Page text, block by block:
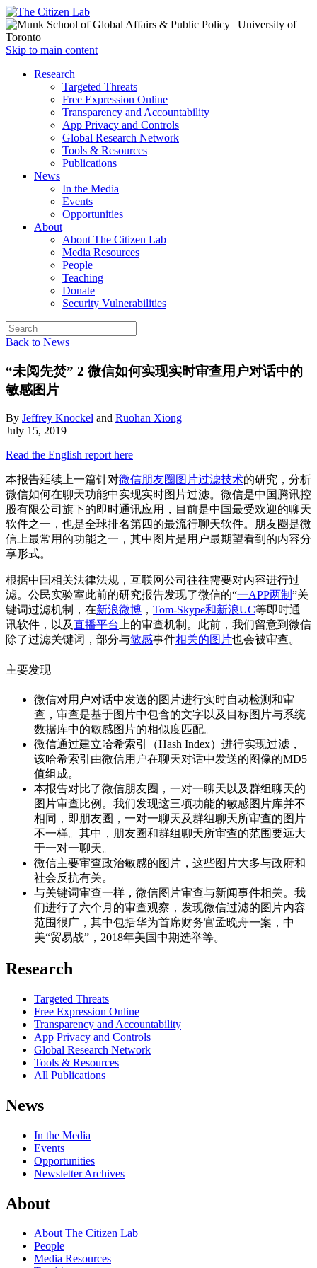
Open
menu
Skip to main content
Close
Research
Targeted Threats
Free Expression Online
Transparency and Accountability
App Privacy and Controls
Global Research Network
Tools & Resources
Publications
News
In the Media
Events
Opportunities
About
About The Citizen Lab
Media Resources
People
Teaching
Donate
Security Vulnerabilities
Back to News
“未阅先焚” 2 微信如何实现实时审查用户对话中的
敏感图片
By Jeffrey Knockel and Ruohan Xiong
July 15, 2019
Read the English report here
本报告延续上一篇针对微信朋友圈图片过滤技术的研究，分析
微信如何在聊天功能中实现实时图片过滤。微信是中国腾讯控
股有限公司旗下的即时通讯应用，目前是中国最受欢迎的聊天
软件之一，也是全球排名第四的最流行聊天软件。朋友圈是微
信上最常用的功能之一，其中图片是用户最期望看到的内容分
享形式。
根据中国相关法律法规，互联网公司往往需要对内容进行过
滤。公民实验室此前的研究报告发现了微信的“一APP两制 ”关
键词过滤机制，在新浪微博 ， Tom-Skype和新浪UC等即时通
讯软件，以及直播平台上的审查机制。此前，我们留意到微信
除了过滤关键词，部分与敏感事件相关的图片也会被审查。
主要发现
微信对用户对话中发送的图片进行实时自动检测和审
查，审查是基于图片中包含的文字以及目标图片与系统
数据库中的敏感图片的相似度匹配。
微信通过建立哈希索引（Hash Index）进行实现过滤，
该哈希索引由微信用户在聊天对话中发送的图像的MD5
值组成。
本报告对比了微信朋友圈，一对一聊天以及群组聊天的
图片审查比例。我们发现这三项功能的敏感图片库并不
相同，即朋友圈，一对一聊天及群组聊天所审查的图片
不一样。其中，朋友圈和群组聊天所审查的范围要远大
于一对一聊天。
微信主要审查政治敏感的图片，这些图片大多与政府和
社会反抗有关。
与关键词审查一样，微信图片审查与新闻事件相关。我
们进行了六个月的审查观察，发现微信过滤的图片内容
范围很广，其中包括华为首席财务官孟晚舟一案，中
美“贸易战”，2018年美国中期选举等。
Research
Targeted Threats
Free Expression Online
Transparency and Accountability
App Privacy and Controls
Global Research Network
Tools & Resources
All Publications
News
In the Media
Events
Opportunities
Newsletter Archives
About
About The Citizen Lab
People
Media Resources